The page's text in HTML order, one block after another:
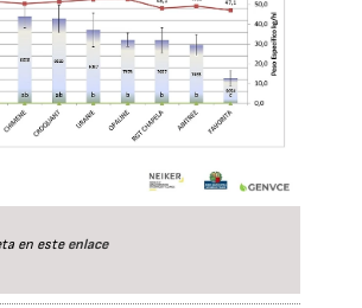
en este enlace